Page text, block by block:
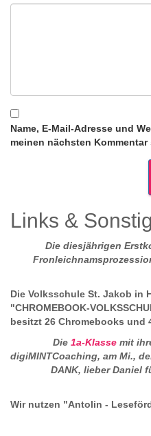
Name, E-Mail-Adresse und
meinen nächsten Kommentar
Links &
Die diesjährigen
Die Volksschule St. Jakob in
"CHROMEBOOK-
besitzt 26 Chromebooks und
Die 1a-Klasse mit
digiMINTCoaching, am Mi.,
DANK, lieber Daniel
Wir nutzen "Antolin -